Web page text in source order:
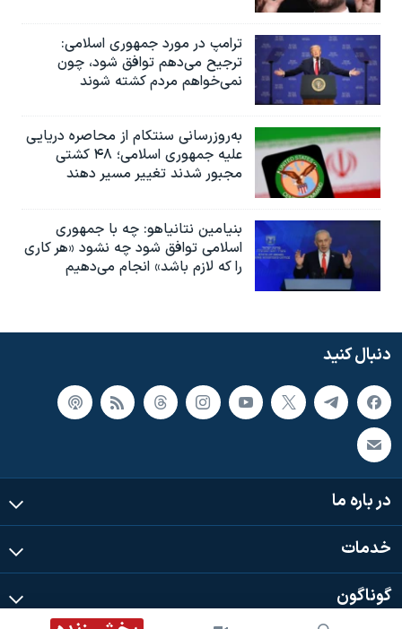
ترامپ در مورد جمهوری اسلامی:
ترجیح می‌دهم توافق شود، چون
نمی‌خواهم مردم کشته شوند
به‌روزرسانی سنتکام از محاصره دریایی
علیه جمهوری اسلامی؛ ۴۸ کشتی
مجبور شدند تغییر مسیر دهند
بنیامین نتانیاهو: چه با جمهوری
اسلامی توافق شود چه نشود «هر کاری
را که لازم باشد» انجام می‌دهیم
دنبال کنید
در باره ما
خدمات
گوناگون